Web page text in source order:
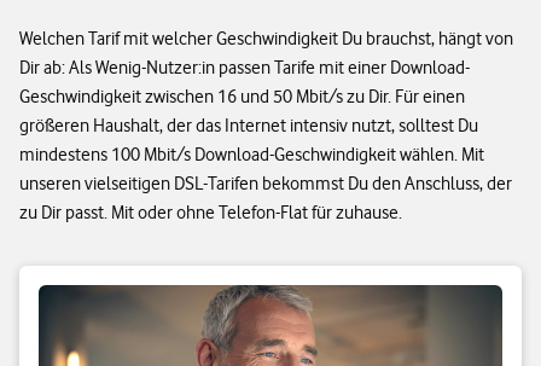
Welchen Tarif mit welcher Geschwindigkeit Du brauchst, hängt von
Dir ab: Als Wenig-Nutzer:in passen Tarife mit einer Download-
Geschwindigkeit zwischen 16 und 50 Mbit/s zu Dir. Für einen
größeren Haushalt, der das Internet intensiv nutzt, solltest Du
mindestens 100 Mbit/s Download-Geschwindigkeit wählen. Mit
unseren vielseitigen DSL-Tarifen bekommst Du den Anschluss, der
zu Dir passt. Mit oder ohne Telefon-Flat für zuhause.